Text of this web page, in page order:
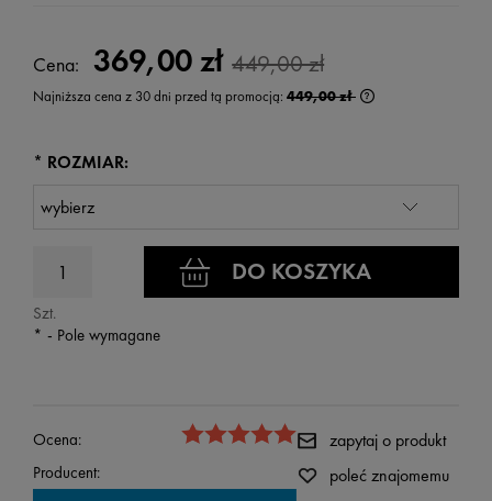
Cena: 369,00 zł 449,00 zł
Najniższa cena z 30 dni przed tą promocją: 449,00 zł
* ROZMIAR:
Szt.
DO KOSZYKA
* - Pole wymagane
Ocena:
Producent:
zapytaj o produkt
poleć znajomemu